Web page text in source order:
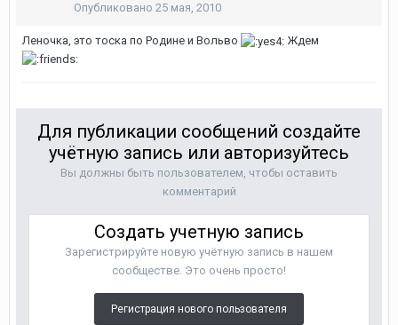
Опубликовано 25 мая, 2010
Леночка, это тоска по Родине и Вольво Ждем
Для публикации сообщений создайте
учётную запись или авторизуйтесь
Вы должны быть пользователем, чтобы оставить
комментарий
Создать учетную запись
Зарегистрируйте новую учётную запись в нашем
сообществе. Это очень просто!
Регистрация нового пользователя